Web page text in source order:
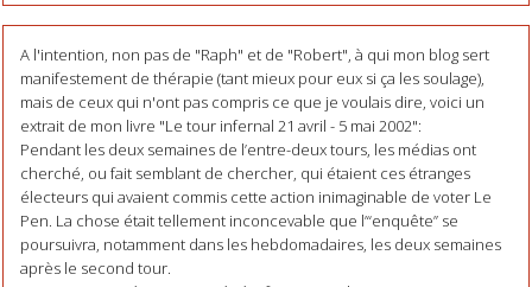
A l'intention, non pas de "Raph" et de "Robert", à qui mon blog sert
manifestement de thérapie (tant mieux pour eux si ça les soulage),
mais de ceux qui n'ont pas compris ce que je voulais dire, voici un
extrait de mon livre "Le tour infernal 21 avril - 5 mai 2002":
Pendant les deux semaines de l’entre-deux tours, les médias ont
cherché, ou fait semblant de chercher, qui étaient ces étranges
électeurs qui avaient commis cette action inimaginable de voter Le
Pen. La chose était tellement inconcevable que l’“enquête” se
poursuivra, notamment dans les hebdomadaires, les deux semaines
après le second tour.